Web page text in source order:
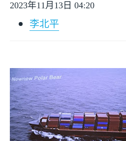
2023年11月 13 日 04:20
李北平